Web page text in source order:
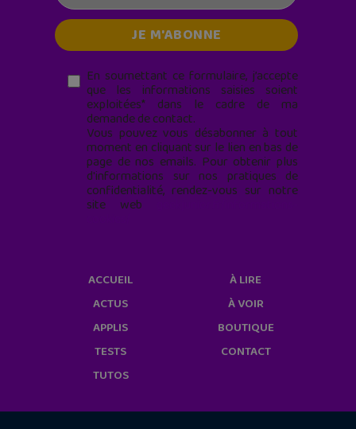
En soumettant ce formulaire, j’accepte
que les informations saisies soient
exploitées* dans le cadre de ma
demande de contact.
Vous pouvez vous désabonner à tout
moment en cliquant sur le lien en bas de
page de nos emails. Pour obtenir plus
d'informations sur nos pratiques de
confidentialité, rendez-vous sur notre
site web
ACCUEIL
ACTUS
APPLIS
TESTS
TUTOS
À LIRE
À VOIR
BOUTIQUE
CONTACT